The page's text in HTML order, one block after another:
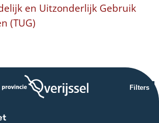
en Uitzonderlijk Gebruik
(TUG)
Filters